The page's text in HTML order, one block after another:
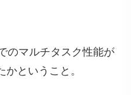
のマルチタスク性能が
ということ。